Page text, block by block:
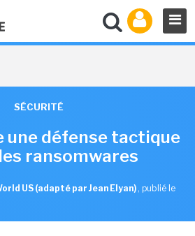
SÉCURITÉ
une défense tactique
ransomwares
US (adapté par Jean Elyan) , publié le